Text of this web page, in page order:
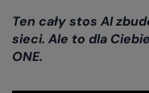
Ten cały stos AI
sieci. Ale to dla
ONE.